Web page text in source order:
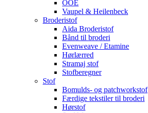
OOE
Vaupel & Heilenbeck
Broderistof
Aida Broderistof
Bånd til broderi
Evenweave / Etamine
Hørlærred
Stramaj stof
Stofberegner
Stof
Bomulds- og patchworkstof
Færdige tekstiler til broderi
Hørstof